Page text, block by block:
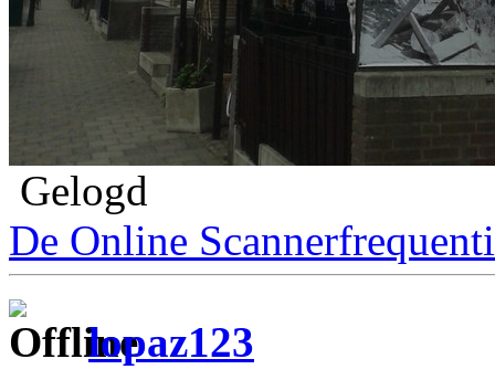
Gelogd
De Online
lopaz123